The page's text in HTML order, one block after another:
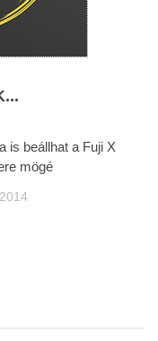
is beállhat a Fuji X
mögé